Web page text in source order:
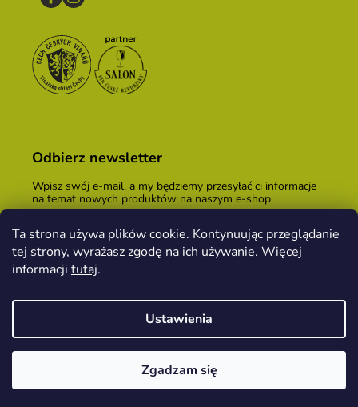
Ta strona używa plików cookie. Kontynuując przeglądanie
tej strony, wyrażasz zgodę na ich używanie. Więcej
informacji tutaj.
Ustawienia
Zgadzam się
Odbierz newsletter
Wpisz swój e-mail, a my będziemy przesyłać ci informacje
na temat nowych produktów na naszym e-shop.
Podając adres e-mail, zgadzasz się zwarunkami
handlowymi
ZALOGUJ SIĘ
Opracował Shoptet&PekneWeby
Kopeček dom winiarski
prawa zastrzeżone.